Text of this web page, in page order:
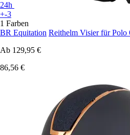
24h
+-3
1 Farben
BR Equitation Reithelm Visier für Polo
Ab 129,95 €
86,56 €